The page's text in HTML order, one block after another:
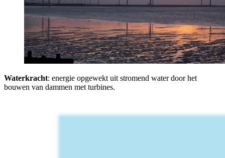
Waterkracht: energie opgewekt uit stromend water door het
bouwen van dammen met turbines.